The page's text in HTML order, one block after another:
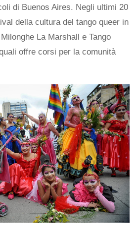
di Buenos Aires. Negli ultimi 20
della cultura del tango queer in
La Marshall e Tango
offre corsi per la comunità